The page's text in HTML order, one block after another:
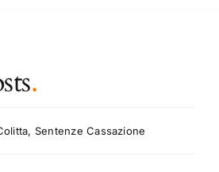
.
Sentenze Cassazione